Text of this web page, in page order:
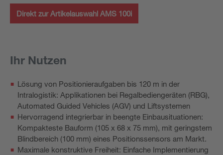
Direkt zur Artikelauswahl AMS 100i
Ihr Nutzen
Lösung von Positionieraufgaben bis 120 m in der
Intralogistik: Applikationen bei Regalbediengeräten (RBG),
Automated Guided Vehicles (AGV) und Liftsystemen
Hervorragend integrierbar in beengte Einbausituationen:
Kompakteste Bauform (105 x 68 x 75 mm), mit geringstem
Blindbereich (100 mm) eines Positionssensors am Markt.
Maximale konstruktive Freiheit: Einfache Implementierung